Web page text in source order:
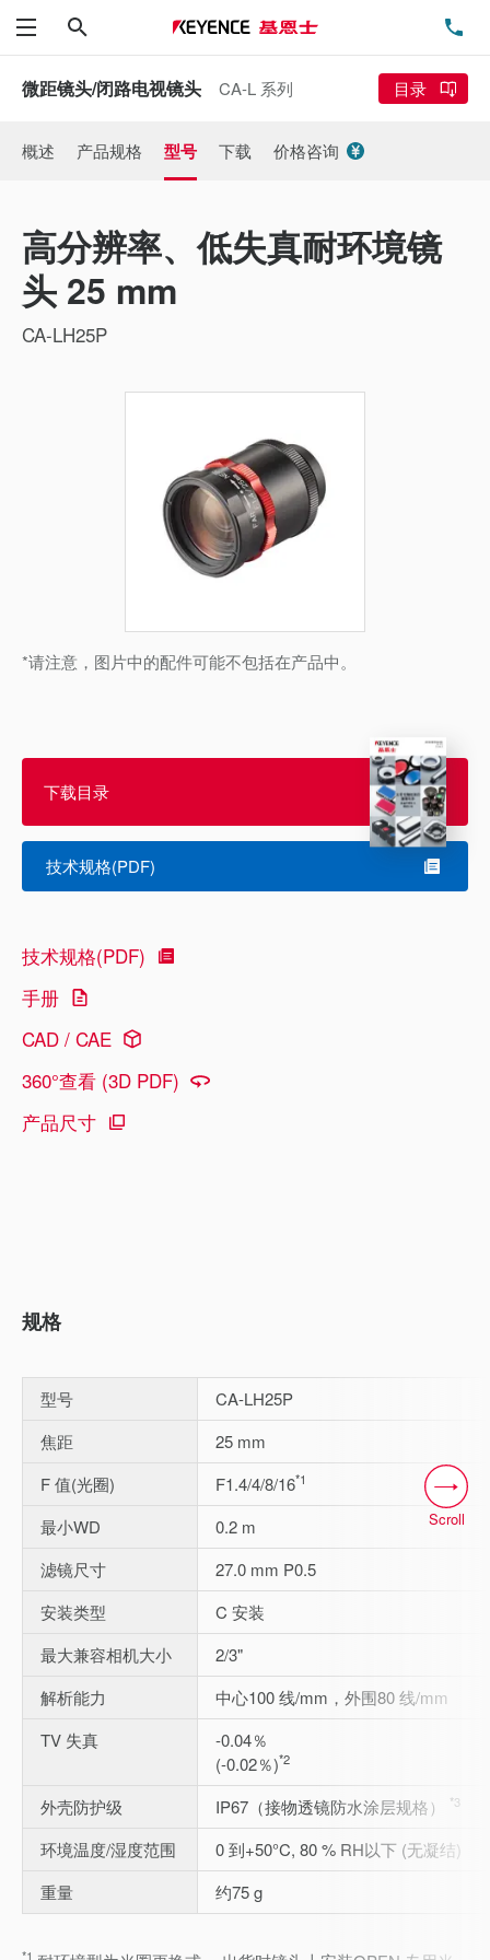
菜单
微距镜头/闭路电视镜头 CA-L 系列 目录
概述 产品规格 型号 下载 价格咨询
高分辨率、低失真耐环境镜
头 25 mm
CA-LH25P
*请注意，图片中的配件可能不包括在产品中。
下载目录
技术规格(PDF)
技术规格(PDF)
手册
CAD / CAE
360°查看 (3D PDF)
产品尺寸
规格
型号
CA-LH25P
焦距
25 mm
F 值(光圈)
F1.4/4/8/16*1
最小WD
0.2 m
滤镜尺寸
27.0 mm P0.5
安装类型
C 安装
最大兼容相机大小
2/3"
解析能力
中心100 线/mm，外围80 线/mm
TV 失真
-0.04％
(-0.02％)*2
外壳防护级 IP67（接物透镜防水涂层规格） *3
环境温度/湿度范围
0 到+50°C, 80 % RH以下 (无凝结)
重量
约75 g
*1
Scroll